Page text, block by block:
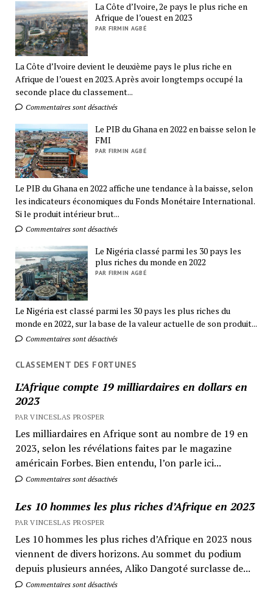
La Côte d’Ivoire, 2e pays le plus riche en
Afrique de l’ouest en 2023
PAR FIRMIN AGBÉ
La Côte d’Ivoire devient le deuxième pays le plus riche en
Afrique de l’ouest en 2023. Après avoir longtemps occupé la
seconde place du classement...
Commentaires sont désactivés
Le PIB du Ghana en 2022 en baisse selon le
FMI
PAR FIRMIN AGBÉ
Le PIB du Ghana en 2022 affiche une tendance à la baisse, selon
les indicateurs économiques du Fonds Monétaire International.
Si le produit intérieur brut...
Commentaires sont désactivés
Le Nigéria classé parmi les 30 pays les
plus riches du monde en 2022
PAR FIRMIN AGBÉ
Le Nigéria est classé parmi les 30 pays les plus riches du
monde en 2022, sur la base de la valeur actuelle de son produit...
Commentaires sont désactivés
CLASSEMENT DES FORTUNES
L’Afrique compte 19 milliardaires en dollars en
2023
PAR VINCESLAS PROSPER
Les milliardaires en Afrique sont au nombre de 19 en
2023, selon les révélations faites par le magazine
américain Forbes. Bien entendu, l’on parle ici...
Commentaires sont désactivés
Les 10 hommes les plus riches d’Afrique en 2023
PAR VINCESLAS PROSPER
Les 10 hommes les plus riches d’Afrique en 2023 nous
viennent de divers horizons. Au sommet du podium
depuis plusieurs années, Aliko Dangoté surclasse de...
Commentaires sont désactivés